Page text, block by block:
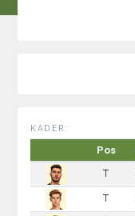
KADER:
Pos
T
T